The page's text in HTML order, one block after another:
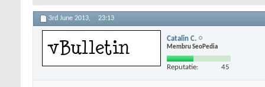
3rd June 2013, 23:13
Catalin C.
Membru SeoPedia
Reputatie: 45